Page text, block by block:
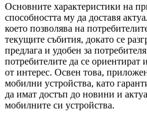
Основните характеристики на
способността му да доставя
което позволява на
текущите събития, докато се
предлага и удобен за
потребителите да се ориентират
от интерес. Освен това,
мобилни устройства, като
да имат достъп до новини и
мобилните си устройства.